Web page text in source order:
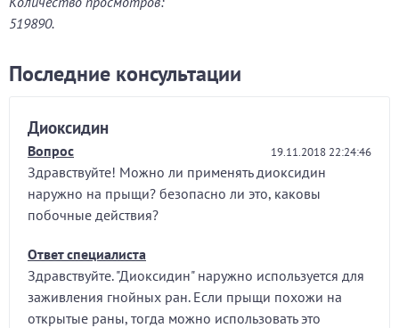
519890.
Последние консультации
Диоксидин
Вопрос 19.11.2018 22:24:46
Здравствуйте! Можно ли применять диоксидин
наружно на прыщи? безопасно ли это, каковы
побочные действия?
Ответ специалиста
Здравствуйте. "Диоксидин" наружно используется для
заживления гнойных ран. Если прыщи похожи на
открытые раны, тогда можно использовать это